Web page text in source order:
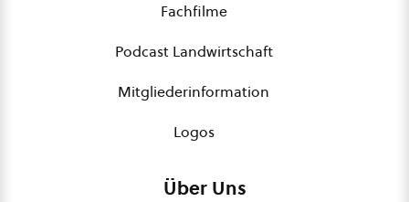
Fachfilme
Podcast Landwirtschaft
Mitgliederinformation
Logos
Über Uns